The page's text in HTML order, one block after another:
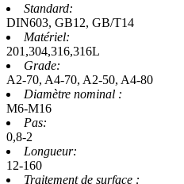
Standard:
DIN603, GB12, GB/T14
Matériel:
201,304,316,316L
Grade:
A2-70, A4-70, A2-50, A4-80
Diamètre nominal :
M6-M16
Pas:
0,8-2
Longueur:
12-160
Traitement de surface :